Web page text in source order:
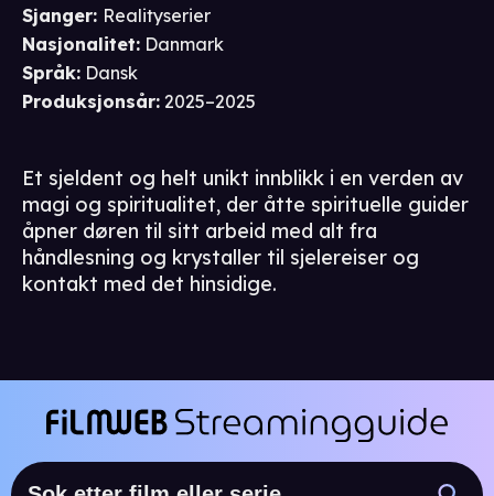
Sjanger: Realityserier
Nasjonalitet: Danmark
Språk: Dansk
Produksjonsår: 2025–2025
Et sjeldent og helt unikt innblikk i en verden av
magi og spiritualitet, der åtte spirituelle guider
åpner døren til sitt arbeid med alt fra
håndlesning og krystaller til sjelereiser og
kontakt med det hinsidige.